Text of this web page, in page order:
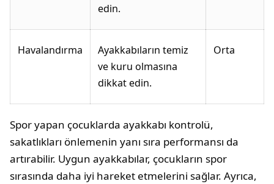
edin.
Havalandırma
Ayakkabıların temiz
ve kuru olmasına
dikkat edin.
Orta
Spor yapan çocuklarda ayakkabı kontrolü,
sakatlıkları önlemenin yanı sıra performansı da
artırabilir. Uygun ayakkabılar, çocukların spor
sırasında daha iyi hareket etmelerini sağlar. Ayrıca,